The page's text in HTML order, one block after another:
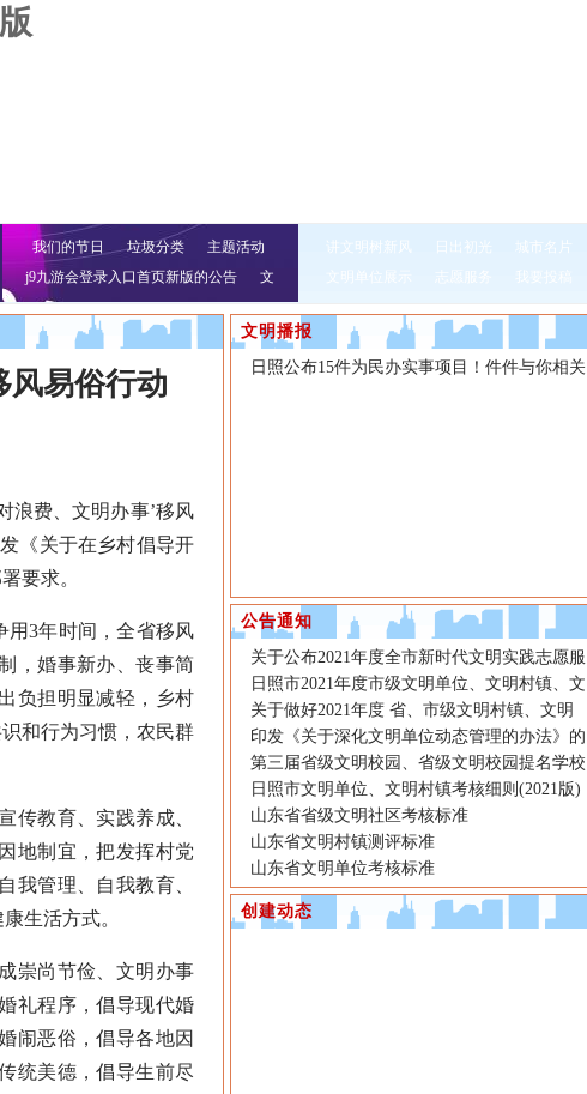
我们的节日 垃圾分类
主题活动
j9九游会登录入口首页新版的公告
文
明行动
讲文明树新风 日出初光
城市名片
文明单位展示
志愿服务 我要投稿
风易俗行动
费、文明办事’移风
《关于在乡村倡导开
要求。
3年时间，全省移风
，婚事新办、丧事简
负担明显减轻，乡村
和行为习惯，农民群
教育、实践养成、
地制宜，把发挥村党
我管理、自我教育、
生活方式。
崇尚节俭、文明办事
礼程序，倡导现代婚
闹恶俗，倡导各地因
统美德，倡导生前尽
文明播报
日照公布15件为民办实事项目！件件与你相关
公告通知
关于公布2021年度全市新时代文明实践志愿服
日照市2021年度市级文明单位、文明村镇、文
关于做好2021年度 省、市级文明村镇、文明
印发《关于深化文明单位动态管理的办法》的
第三届省级文明校园、省级文明校园提名学校
日照市文明单位、文明村镇考核细则(2021版)
山东省省级文明社区考核标准
山东省文明村镇测评标准
山东省文明单位考核标准
创建动态